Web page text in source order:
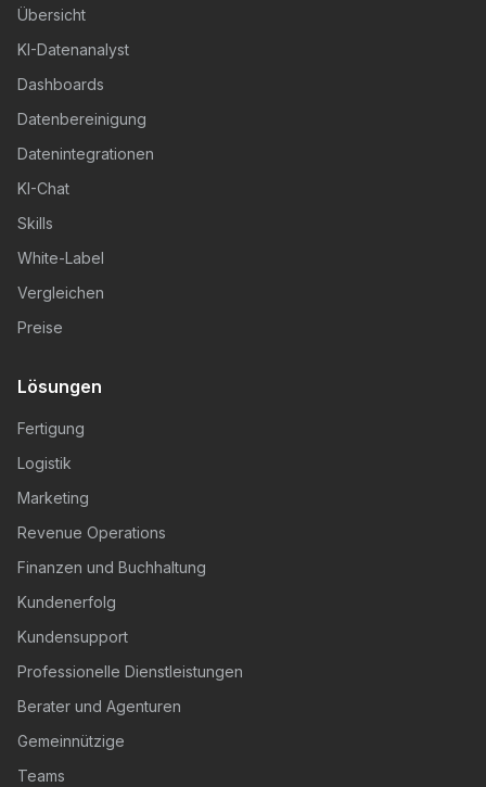
Übersicht
KI-Datenanalyst
Dashboards
Datenbereinigung
Datenintegrationen
KI-Chat
Skills
White-Label
Vergleichen
Preise
Lösungen
Fertigung
Logistik
Marketing
Revenue Operations
Finanzen und Buchhaltung
Kundenerfolg
Kundensupport
Professionelle Dienstleistungen
Berater und Agenturen
Gemeinnützige
Teams